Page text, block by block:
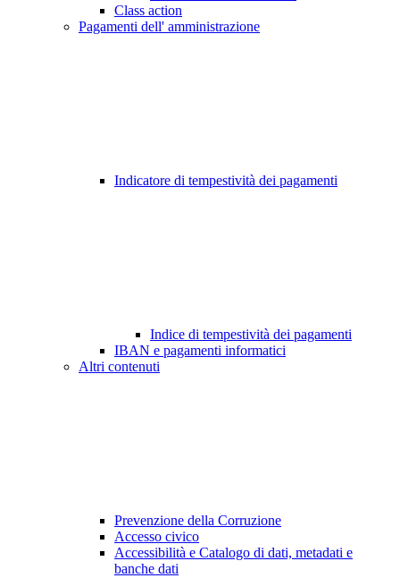
Class action
Pagamenti dell' amministrazione
Indicatore di tempestività dei pagamenti
Indice di tempestività dei pagamenti
IBAN e pagamenti informatici
Altri contenuti
Prevenzione della Corruzione
Accesso civico
Accessibilità e Catalogo di dati, metadati e
banche dati